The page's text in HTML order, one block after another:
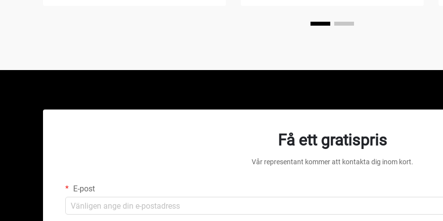
mekanisk anordning som omvandlar
Få ett gratispris
Vår representant kommer att kontakta dig inom kort.
E-post